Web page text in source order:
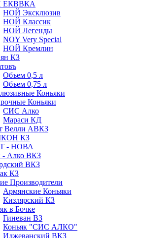
ЕКВВКА
НОЙ Эксклюзив
НОЙ Классик
НОЙ Легенды
NOY Very Speсial
НОЙ Кремлин
КЗ
Объем 0,5 л
Объем 0,75 л
Коньяки
Коньяки
СИС Алко
Мараси КД
Велли АВКЗ
КЗ
- НОВА
- Алко ВКЗ
ВКЗ
КЗ
Производители
Армянские Коньяки
Кизлярский КЗ
в Бочке
Гиневан ВЗ
Коньяк "СИС АЛКО"
Иджеванский ВКЗ